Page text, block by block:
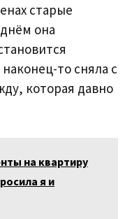
старые
она
то сняла с
которая давно
на квартиру
я и